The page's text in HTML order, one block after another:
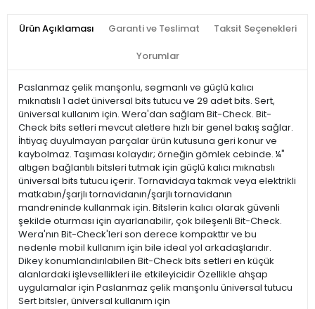
Ürün Açıklaması Garanti ve Teslimat Taksit Seçenekleri
Yorumlar
Paslanmaz çelik manşonlu, segmanlı ve güçlü kalıcı
mıknatıslı 1 adet üniversal bits tutucu ve 29 adet bits. Sert,
üniversal kullanım için. Wera'dan sağlam Bit-Check. Bit-
Check bits setleri mevcut aletlere hızlı bir genel bakış sağlar.
İhtiyaç duyulmayan parçalar ürün kutusuna geri konur ve
kaybolmaz. Taşıması kolaydır; örneğin gömlek cebinde. ¼"
altıgen bağlantılı bitsleri tutmak için güçlü kalıcı mıknatıslı
üniversal bits tutucu içerir. Tornavidaya takmak veya elektrikli
matkabın/şarjlı tornavidanın/şarjlı tornavidanın
mandreninde kullanmak için. Bitslerin kalıcı olarak güvenli
şekilde oturması için ayarlanabilir, çok bileşenli Bit-Check.
Wera'nın Bit-Check'leri son derece kompakttır ve bu
nedenle mobil kullanım için bile ideal yol arkadaşlarıdır.
Dikey konumlandırılabilen Bit-Check bits setleri en küçük
alanlardaki işlevsellikleri ile etkileyicidir Özellikle ahşap
uygulamalar için Paslanmaz çelik manşonlu üniversal tutucu
Sert bitsler, üniversal kullanım için